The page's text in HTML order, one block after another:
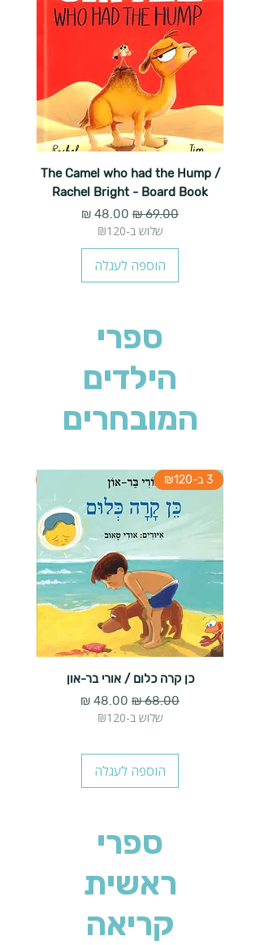
The Camel who had the Hump /
Rachel Bright - Board Book
מחיר רגיל מחיר מבצע
שלוש ב-₪120
הוספה לעגלה
ספרי
הילדים
המובחרים
3 ב-₪120
כן קרה כלום / אורי בר-און
מחיר רגיל מחיר מבצע
שלוש ב-₪120
הוספה לעגלה
ספרי
ראשית
קריאה